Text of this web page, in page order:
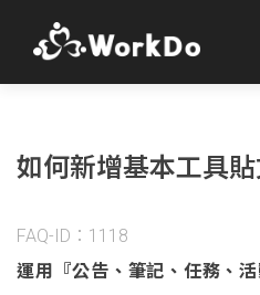
如何新增基本工具貼
FAQ-ID：1118
運用『公告、筆記、任務、